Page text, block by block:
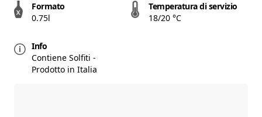
Formato
0.75l
Temperatura di servizio
18/20 °C
Info
Contiene Solfiti -
Prodotto in Italia